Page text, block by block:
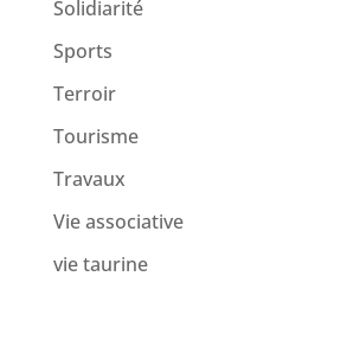
Solidiarité
Sports
Terroir
Tourisme
Travaux
Vie associative
vie taurine